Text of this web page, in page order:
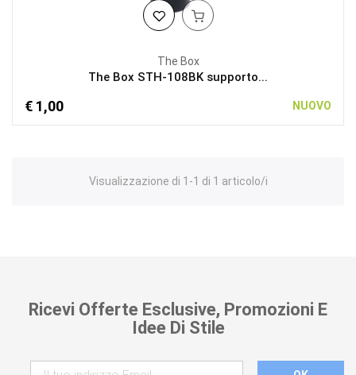
The Box
The Box STH-108BK supporto...
€ 1,00 NUOVO
Visualizzazione di 1-1 di 1 articolo/i
Ricevi Offerte Esclusive, Promozioni E
Idee Di Stile